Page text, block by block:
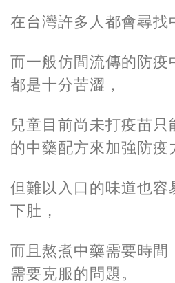
在台灣許多人都會尋找
而一般仿間流傳的防疫
都是十分苦澀，
兒童目前尚未打疫苗只
的中藥配方來加強防疫
但難以入口的味道也容
下肚，
而且熬煮中藥需要時間
需要克服的問題。